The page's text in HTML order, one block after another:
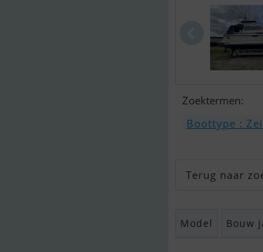
Zoektermen:
Boottype :
Terug naar
Model Bouw